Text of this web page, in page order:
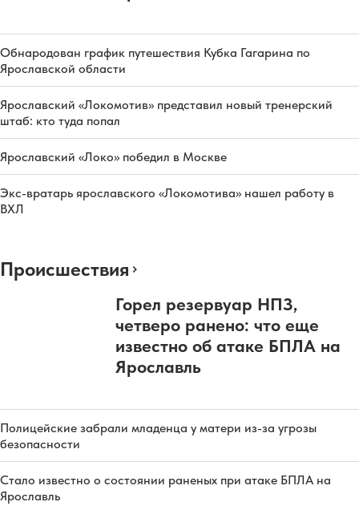
Обнародован график путешествия Кубка Гагарина по
Ярославской области
Ярославский «Локомотив» представил новый тренерский
штаб: кто туда попал
Ярославский «Локо» победил в Москве
Экс-вратарь ярославского «Локомотива» нашел работу в
ВХЛ
Происшествия
Горел резервуар НПЗ,
четверо ранено: что еще
известно об атаке БПЛА на
Ярославль
Полицейские забрали младенца у матери из-за угрозы
безопасности
Стало известно о состоянии раненых при атаке БПЛА на
Ярославль